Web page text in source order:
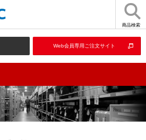
商品検索
Web会員専用ご注文サイト